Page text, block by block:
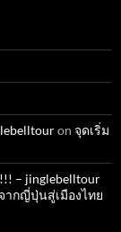
on จุดเริ่ม
– jinglebelltour
ากญี่ปุ่นสู่เมืองไทย